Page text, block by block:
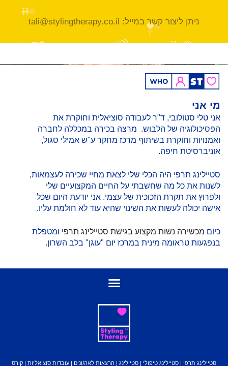
ניתן ליצור קשר במייל: tali@stylingtherapy.co.il
מי אני
אני טלי סטולובי, ד"ר לעבודה סוציאלית וחוקרת את
הפסיכולוגיה של הלבוש. מרצה בכירה במכללה לחברה
ואמנויות וחוקרת בשיתוף מרכז מחקר ע"ש אמילי סגול,
אוניברסיטת חיפה.
סטיילינג תרפי היה הכלי שלי לצאת מחיי שכירה לעצמאות,
לשנות את כל מה שחשבתי על החיים המקצועיים שלי
ולפרוץ את תקרת הזכוכית של עצמי. אני יודעת היום שכל
אישה יכולה לעשות את השינוי שהיא עוד לא חולמת עליו.
כיום מכשירה נשות מקצוע בגישת סטיילינג תרפי ומטפלת
בנפגעות טראומה מינית במרכז יום "עוגן" בלב השרון.
סטיילינג תרפי | סטיילינג טיפולי | סטיילינג | הרצאות לארגונים | עובדות סוציאליות | קורס